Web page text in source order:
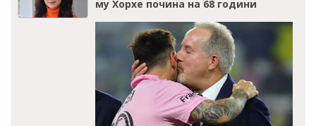
му Хорхе почина на 68 години